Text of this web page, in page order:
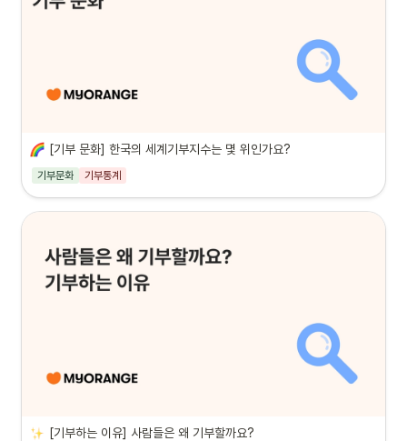
[기부 문화] 한국의 세계기부지수는 몇 위인가요?
기부문화 기부통계
[기부하는 이유] 사람들은 왜 기부할까요?